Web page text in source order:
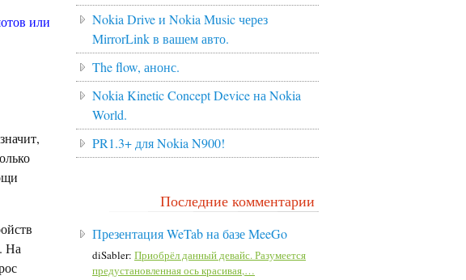
или
На
Nokia Drive и Nokia Music через
MirrorLink в вашем авто.
The flow, анонс.
Nokia Kinetic Concept Device на Nokia
World.
PR1.3+ для Nokia N900!
Последние комментарии
Презентация WeTab на базе MeeGo
diSabler: Приобрёл данный девайс. Разумеется
предустановленная ось красивая,…